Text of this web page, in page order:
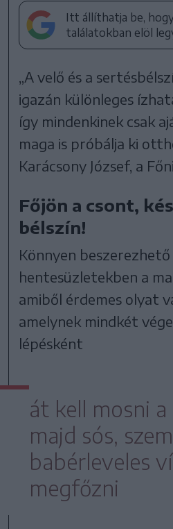
Itt állíthatja be,
találatokban elöl
„A velő és a
igazán különleges
így mindenkinek csak
maga is próbálja ki
Karácsony József, a
Főjön a csont,
bélszín!
Könnyen beszerezhető
hentesüzletekben a
amiből érdemes olyat
amelynek mindkét
lépésként
át kell mosni
majd sós,
babérleveles
megfőzni